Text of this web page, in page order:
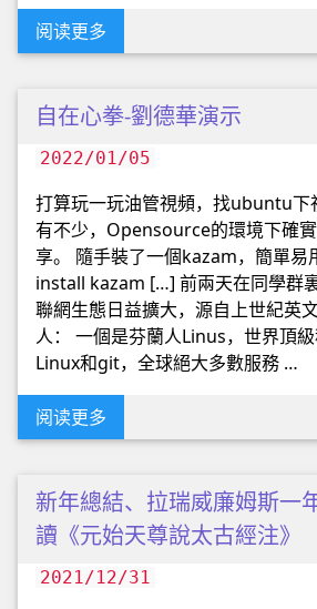
阅读更多
自在心拳-劉德華演示
2022/01/05
打算玩一玩油管視頻，找ubuntu下
有不少，Opensource的環境下確
享。 隨手裝了一個kazam，簡單
install kazam […] 前兩天在同學群
聯網生態日益擴大，源自上世紀英
人： 一個是芬蘭人Linus，世界頂
Linux和git，全球絕大多數服務 …
阅读更多
新年總結、拉瑞威廉姆斯一
讀《元始天尊說太古經注》
2021/12/31